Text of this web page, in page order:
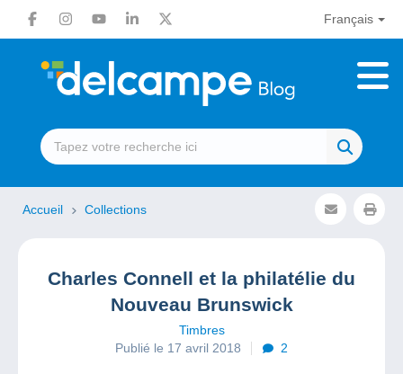
Français
Accueil Collections
Charles Connell et la philatélie du
Nouveau Brunswick
Timbres
Publié le 17 avril 2018
2